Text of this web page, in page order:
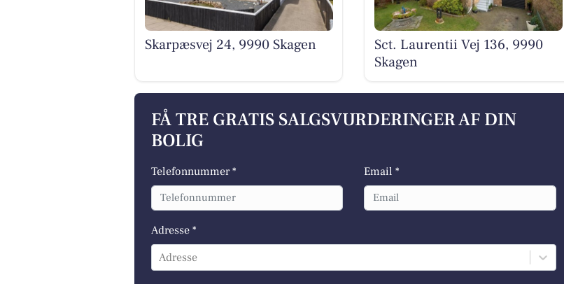
Skarpæsvej 24, 9990 Skagen
Sct. Laurentii Vej 136, 9990
Skagen
FÅ TRE GRATIS SALGSVURDERINGER AF DIN
BOLIG
Telefonnummer * Email *
Adresse *
Adresse